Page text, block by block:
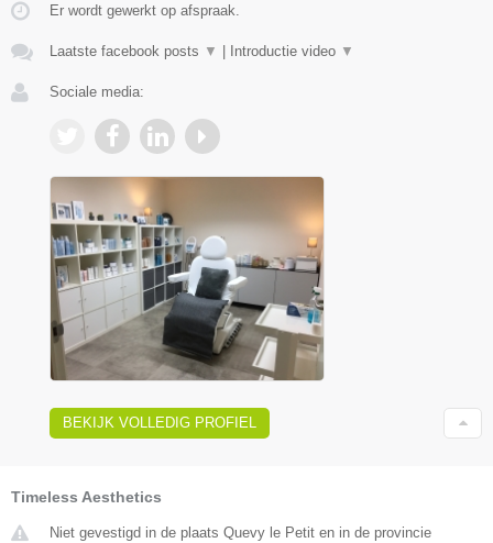
Er wordt gewerkt op afspraak.
Laatste facebook posts ▼ Introductie video ▼
Sociale media:
BEKIJK VOLLEDIG PROFIEL
Timeless Aesthetics
Niet gevestigd in de plaats Quevy le Petit en in de provincie